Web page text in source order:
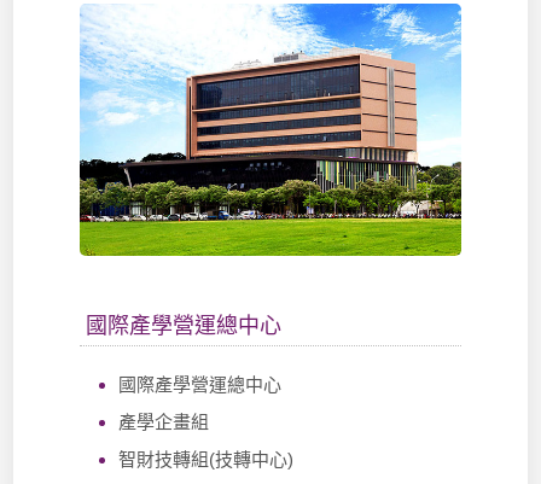
國際產學營運總中心
國際產學營運總中心
產學企畫組
智財技轉組(技轉中心)